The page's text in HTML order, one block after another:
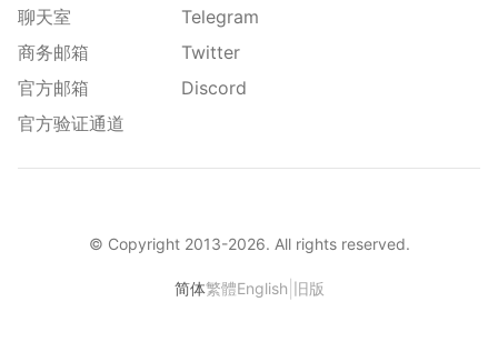
聊天室
商务邮箱
官方邮箱
官方验证通道
Telegram
Twitter
Discord
© Copyright 2013-2026. All rights reserved.
简体繁體English 旧版